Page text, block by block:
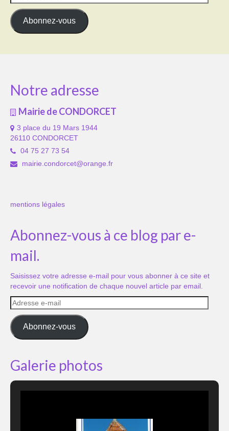
e-
mail
Abonnez-vous
Notre adresse
Mairie de CONDORCET
3 place du 19 Mars 1944
26110 CONDORCET
04 75 27 73 54
mairie.condorcet@orange.fr
mentions légales
Abonnez-vous à ce blog par e-
mail.
Saisissez votre adresse e-mail pour vous abonner à ce site et
recevoir une notification de chaque nouvel article par email.
Adresse
e-
mail
Abonnez-vous
Galerie photos